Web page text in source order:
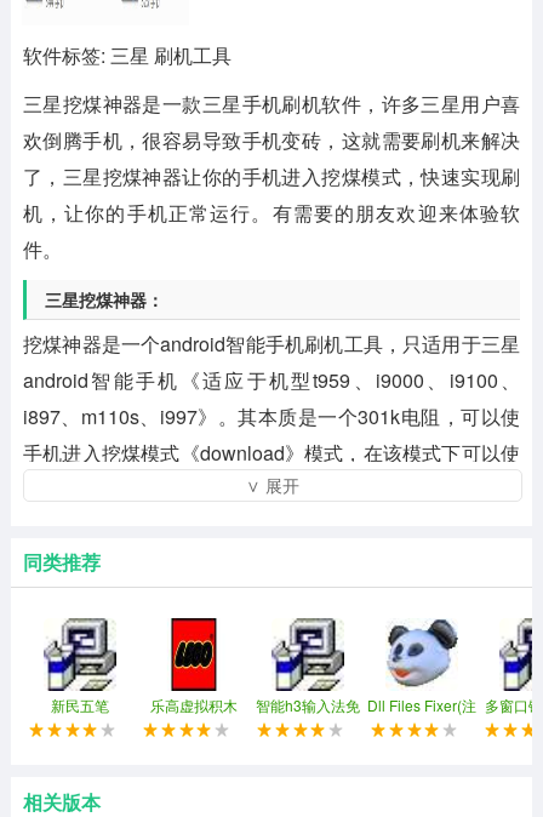
软件标签: 三星 刷机工具
三星挖煤神器是一款三星手机刷机软件，许多三星用户喜
欢倒腾手机，很容易导致手机变砖，这就需要刷机来解决
了，三星挖煤神器让你的手机进入挖煤模式，快速实现刷
机，让你的手机正常运行。有需要的朋友欢迎来体验软
件。
三星挖煤神器：
挖煤神器是一个android智能手机刷机工具，只适用于三星
android智能手机《适应于机型t959、i9000、i9100、
i897、m110s、i997》。其本质是一个301k电阻，可以使
手机进入挖煤模式《download》模式，在该模式下可以使
用odin进行刷机操作，还可以用来恢复刷机失败的砖机。
三星挖煤神器使用方法：
∨ 展开
同类推荐
新民五笔
乐高虚拟积木
(ldd)
智能h3输入法免
费修改版
Dll Files Fixer(注
册表修复工具)
多窗口
同步控
相关版本